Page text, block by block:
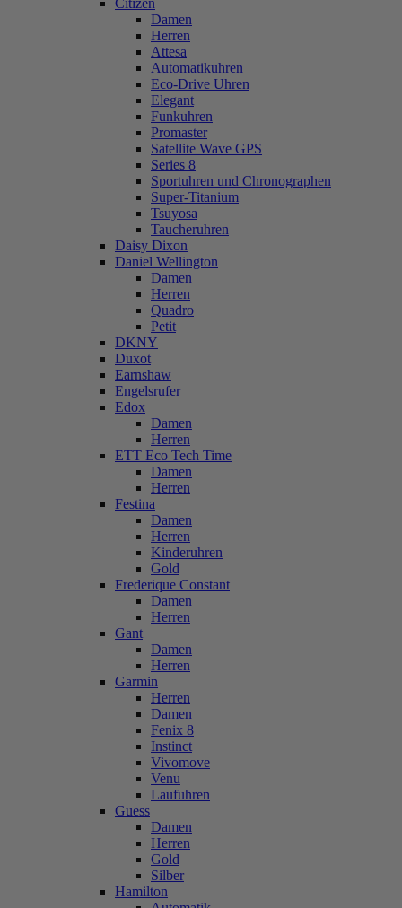
Citizen
Damen
Herren
Attesa
Automatikuhren
Eco-Drive Uhren
Elegant
Funkuhren
Promaster
Satellite Wave GPS
Series 8
Sportuhren und Chronographen
Super-Titanium
Tsuyosa
Taucheruhren
Daisy Dixon
Daniel Wellington
Damen
Herren
Quadro
Petit
DKNY
Duxot
Earnshaw
Engelsrufer
Edox
Damen
Herren
ETT Eco Tech Time
Damen
Herren
Festina
Damen
Herren
Kinderuhren
Gold
Frederique Constant
Damen
Herren
Gant
Damen
Herren
Garmin
Herren
Damen
Fenix 8
Instinct
Vivomove
Venu
Laufuhren
Guess
Damen
Herren
Gold
Silber
Hamilton